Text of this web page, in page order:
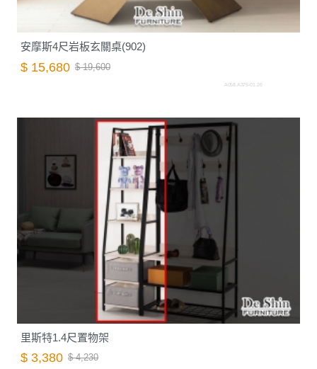
安摩斯4尺岩板玄關桌(902)
$ 15,680 $ 19,600
A058.A375-01.26
里斯特1.4尺置物架
$ 3,380 $ 4,230